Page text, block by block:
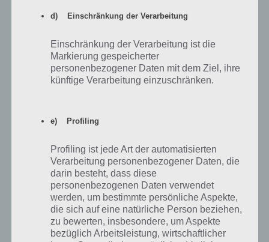
wiederholt werden. Im nachfolgenden Screenshot haben wir auch
d) Einschränkung der Verarbeitung
Einschränkung der Verarbeitung ist die
Markierung gespeicherter
personenbezogener Daten mit dem Ziel, ihre
künftige Verarbeitung einzuschränken.
e) Profiling
Profiling ist jede Art der automatisierten
Verarbeitung personenbezogener Daten, die
darin besteht, dass diese
personenbezogenen Daten verwendet
werden, um bestimmte persönliche Aspekte,
die sich auf eine natürliche Person beziehen,
zu bewerten, insbesondere, um Aspekte
bezüglich Arbeitsleistung, wirtschaftlicher